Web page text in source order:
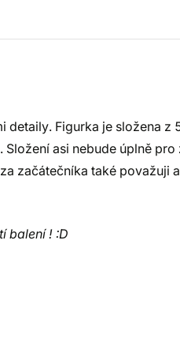
detaily. Figurka je složena z
Složení asi nebude úplně
začátečníka také považuji
balení ! :D